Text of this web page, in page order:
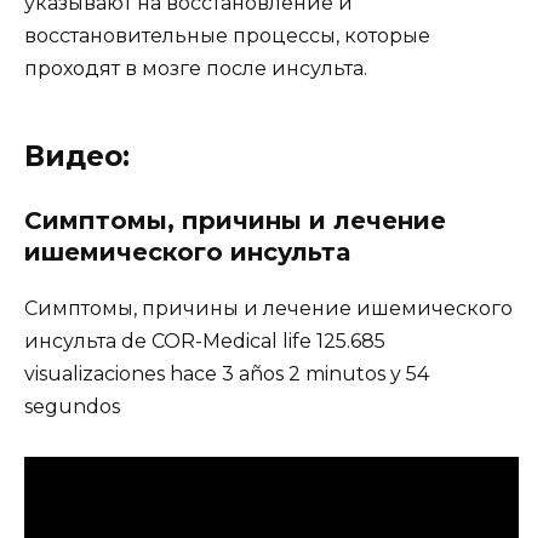
восстановительные процессы, которые
проходят в мозге после инсульта.
Видео:
Симптомы, причины и лечение
ишемического инсульта
Симптомы, причины и лечение ишемического
инсульта de COR-Medical life 125.685
visualizaciones hace 3 años 2 minutos y 54
segundos